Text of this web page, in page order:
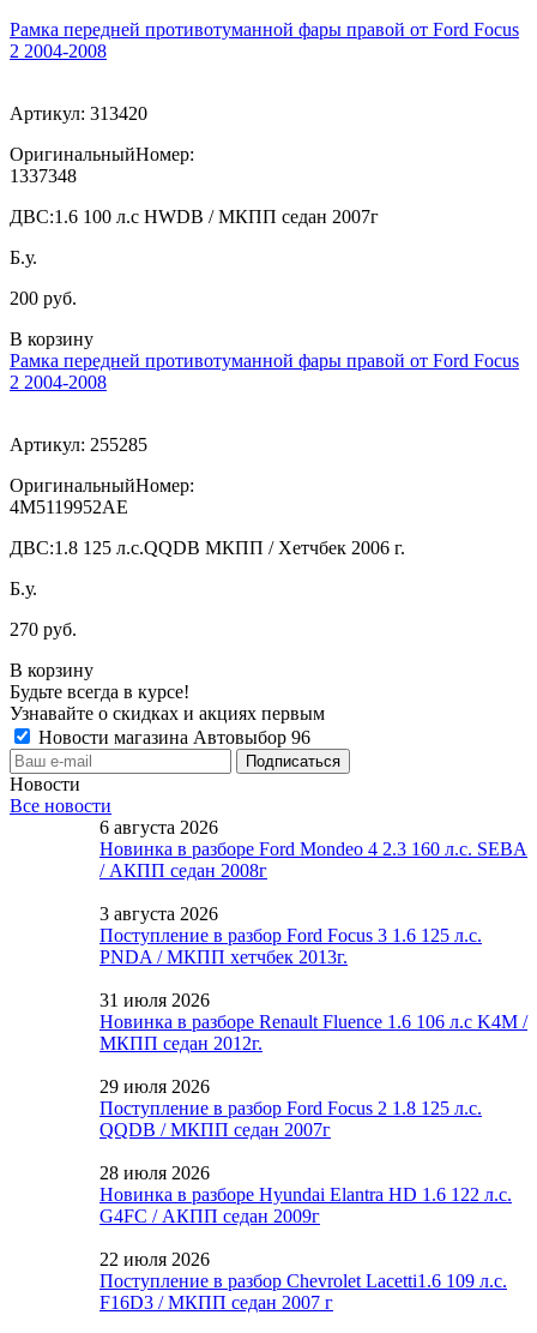
Рамка передней противотуманной фары правой от Ford Focus
2 2004-2008
Артикул: 313420
ОригинальныйНомер:
1337348
ДВС:1.6 100 л.с HWDB / МКПП седан 2007г
Б.у.
200 руб.
В корзину
Рамка передней противотуманной фары правой от Ford Focus
2 2004-2008
Артикул: 255285
ОригинальныйНомер:
4M5119952AE
ДВС:1.8 125 л.с.QQDB МКПП / Хетчбек 2006 г.
Б.у.
270 руб.
В корзину
Будьте всегда в курсе!
Узнавайте о скидках и акциях первым
Новости магазина Автовыбор 96
Новости
Все новости
6 августа 2026
Новинка в разборе Ford Mondeo 4 2.3 160 л.с. SEBA
/ АКПП седан 2008г
3 августа 2026
Поступление в разбор Ford Focus 3 1.6 125 л.с.
PNDA / МКПП хетчбек 2013г.
31 июля 2026
Новинка в разборе Renault Fluence 1.6 106 л.с K4M /
МКПП седан 2012г.
29 июля 2026
Поступление в разбор Ford Focus 2 1.8 125 л.с.
QQDB / МКПП седан 2007г
28 июля 2026
Новинка в разборе Hyundai Elantra HD 1.6 122 л.с.
G4FC / АКПП седан 2009г
22 июля 2026
Поступление в разбор Chevrolet Lacetti1.6 109 л.с.
F16D3 / МКПП седан 2007 г